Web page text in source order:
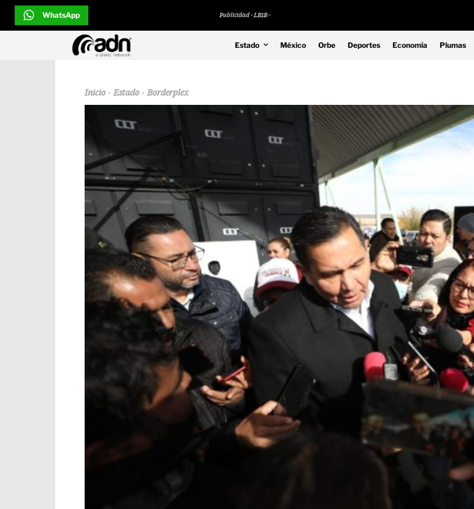
WhatsApp Publicidad - LB1B -
Estado México Orbe Deportes Economía Plumas
Inicio Estado Borderplex